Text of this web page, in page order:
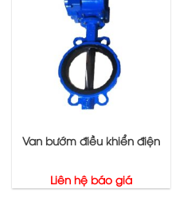
Van bướm điều khiển điện
Liên hệ báo giá